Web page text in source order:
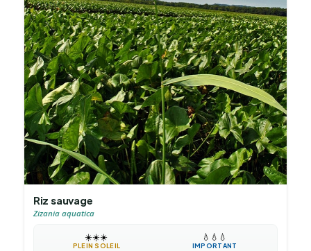
Riz sauvage
Zizania aquatica
☀️☀️☀️
PLEIN SOLEIL
💧 💧 💧
IMPORTANT